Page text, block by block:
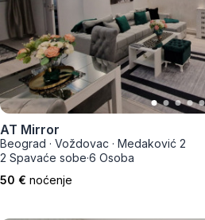
AT Mirror
Beograd · Voždovac · Medaković 2
2 Spavaće sobe·6 Osoba
50 € noćenje